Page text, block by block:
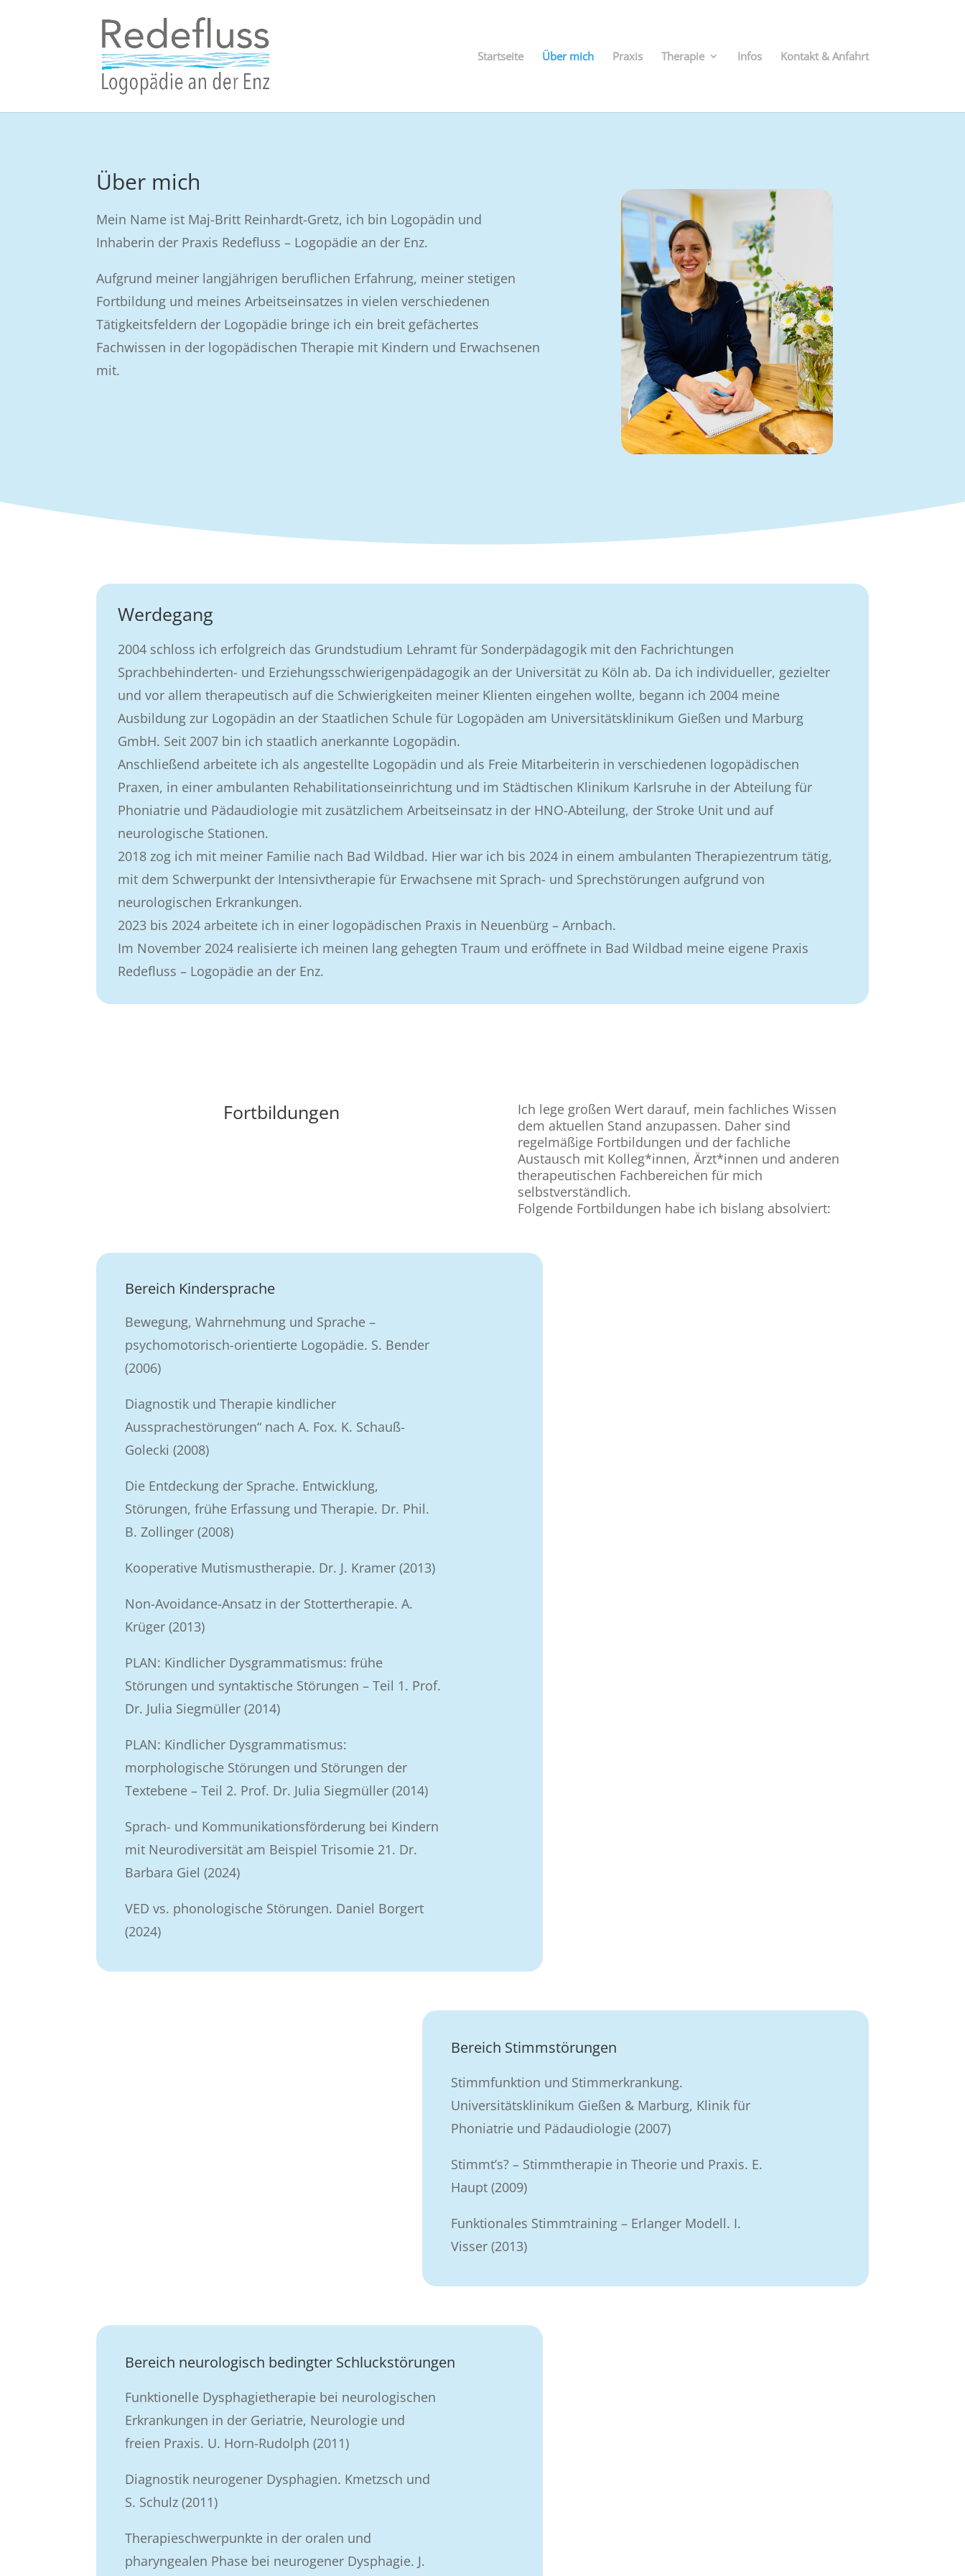
Startseite Über mich Praxis Therapie Infos Kontakt & Anfahrt
Über mich
Mein Name ist Maj-Britt Reinhardt-Gretz, ich bin Logopädin und
Inhaberin der Praxis Redefluss – Logopädie an der Enz.
Aufgrund meiner langjährigen beruflichen Erfahrung, meiner stetigen
Fortbildung und meines Arbeitseinsatzes in vielen verschiedenen
Tätigkeitsfeldern der Logopädie bringe ich ein breit gefächertes
Fachwissen in der logopädischen Therapie mit Kindern und Erwachsenen
mit.
Werdegang
2004 schloss ich erfolgreich das Grundstudium Lehramt für Sonderpädagogik mit den Fachrichtungen
Sprachbehinderten- und Erziehungsschwierigenpädagogik an der Universität zu Köln ab. Da ich individueller, gezielter
und vor allem therapeutisch auf die Schwierigkeiten meiner Klienten eingehen wollte, begann ich 2004 meine
Ausbildung zur Logopädin an der Staatlichen Schule für Logopäden am Universitätsklinikum Gießen und Marburg
GmbH. Seit 2007 bin ich staatlich anerkannte Logopädin.
Anschließend arbeitete ich als angestellte Logopädin und als Freie Mitarbeiterin in verschiedenen logopädischen
Praxen, in einer ambulanten Rehabilitationseinrichtung und im Städtischen Klinikum Karlsruhe in der Abteilung für
Phoniatrie und Pädaudiologie mit zusätzlichem Arbeitseinsatz in der HNO-Abteilung, der Stroke Unit und auf
neurologische Stationen.
2018 zog ich mit meiner Familie nach Bad Wildbad. Hier war ich bis 2024 in einem ambulanten Therapiezentrum tätig,
mit dem Schwerpunkt der Intensivtherapie für Erwachsene mit Sprach- und Sprechstörungen aufgrund von
neurologischen Erkrankungen.
2023 bis 2024 arbeitete ich in einer logopädischen Praxis in Neuenbürg – Arnbach.
Im November 2024 realisierte ich meinen lang gehegten Traum und eröffnete in Bad Wildbad meine eigene Praxis
Redefluss – Logopädie an der Enz.
Fortbildungen
Ich lege großen Wert darauf, mein fachliches Wissen
dem aktuellen Stand anzupassen. Daher sind
regelmäßige Fortbildungen und der fachliche
Austausch mit Kolleg*innen, Ärzt*innen und anderen
therapeutischen Fachbereichen für mich
selbstverständlich.
Folgende Fortbildungen habe ich bislang absolviert:
Bereich Kindersprache
Bewegung, Wahrnehmung und Sprache –
psychomotorisch-orientierte Logopädie. S. Bender
(2006)
Diagnostik und Therapie kindlicher
Aussprachestörungen“ nach A. Fox. K. Schauß-
Golecki (2008)
Die Entdeckung der Sprache. Entwicklung,
Störungen, frühe Erfassung und Therapie. Dr. Phil.
B. Zollinger (2008)
Kooperative Mutismustherapie. Dr. J. Kramer (2013)
Non-Avoidance-Ansatz in der Stottertherapie. A.
Krüger (2013)
PLAN: Kindlicher Dysgrammatismus: frühe
Störungen und syntaktische Störungen – Teil 1. Prof.
Dr. Julia Siegmüller (2014)
PLAN: Kindlicher Dysgrammatismus:
morphologische Störungen und Störungen der
Textebene – Teil 2. Prof. Dr. Julia Siegmüller (2014)
Sprach- und Kommunikationsförderung bei Kindern
mit Neurodiversität am Beispiel Trisomie 21. Dr.
Barbara Giel (2024)
VED vs. phonologische Störungen. Daniel Borgert
(2024)
Bereich Stimmstörungen
Stimmfunktion und Stimmerkrankung.
Universitätsklinikum Gießen & Marburg, Klinik für
Phoniatrie und Pädaudiologie (2007)
Stimmt’s? – Stimmtherapie in Theorie und Praxis. E.
Haupt (2009)
Funktionales Stimmtraining – Erlanger Modell. I.
Visser (2013)
Bereich neurologisch bedingter Schluckstörungen
Funktionelle Dysphagietherapie bei neurologischen
Erkrankungen in der Geriatrie, Neurologie und
freien Praxis. U. Horn-Rudolph (2011)
Diagnostik neurogener Dysphagien. Kmetzsch und
S. Schulz (2011)
Therapieschwerpunkte in der oralen und
pharyngealen Phase bei neurogener Dysphagie. J.